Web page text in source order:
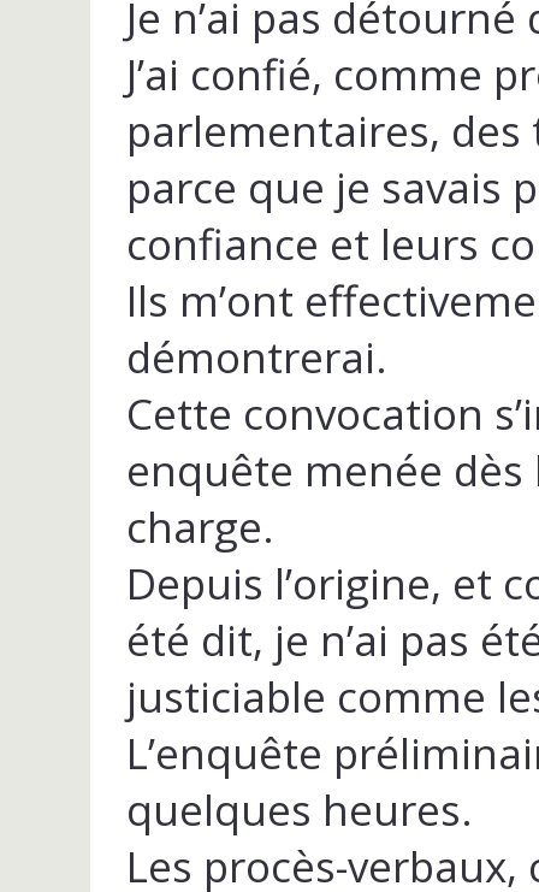
Je n’ai pas
J’ai confié, comme
parlementaires,
parce que je savais
confiance et leurs
Ils m’ont
démontrerai.
Cette convocation
enquête menée
charge.
Depuis l’origine, et
été dit, je n’ai pas
justiciable comme
L’enquête
quelques heures.
Les procès-